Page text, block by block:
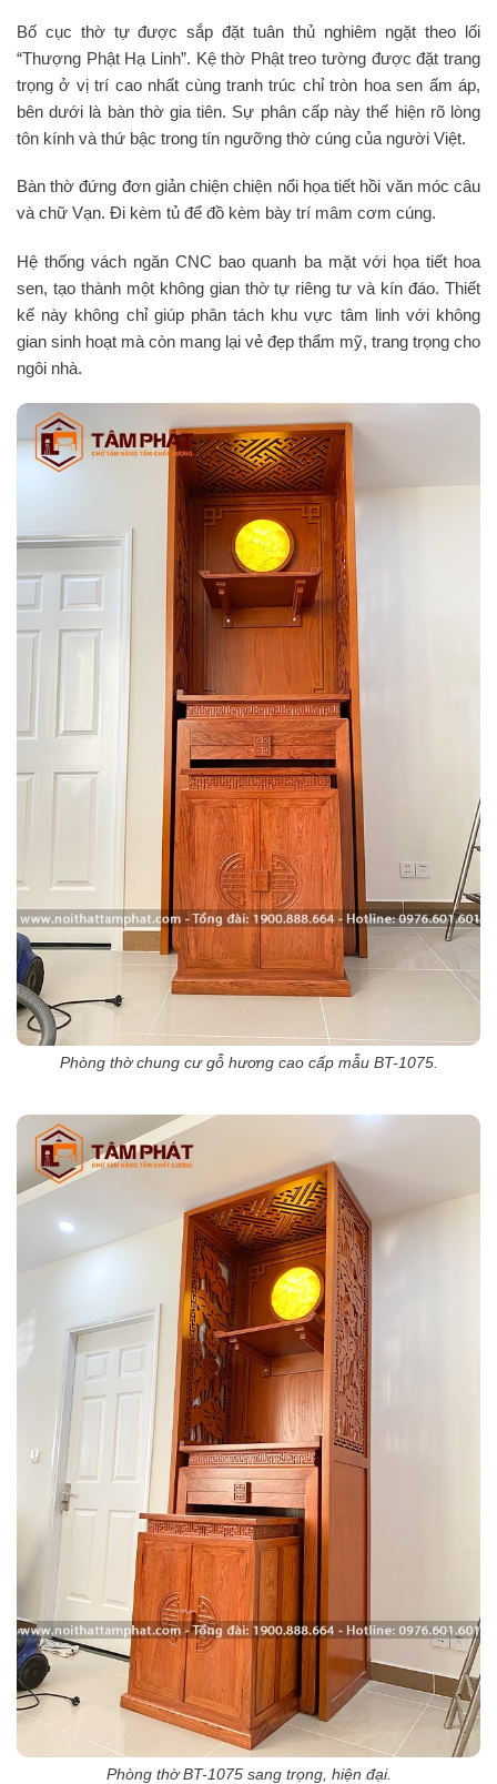
Bố cục thờ tự được sắp đặt tuân thủ nghiêm ngặt theo lối
“Thượng Phật Hạ Linh”. Kệ thờ Phật treo tường được đặt trang
trọng ở vị trí cao nhất cùng tranh trúc chỉ tròn hoa sen ấm áp,
bên dưới là bàn thờ gia tiên. Sự phân cấp này thể hiện rõ lòng
tôn kính và thứ bậc trong tín ngưỡng thờ cúng của người Việt.
Bàn thờ đứng đơn giản chiện chiện nổi họa tiết hồi văn móc câu
và chữ Vạn. Đi kèm tủ để đồ kèm bày trí mâm cơm cúng.
Hệ thống vách ngăn CNC bao quanh ba mặt với họa tiết hoa
sen, tạo thành một không gian thờ tự riêng tư và kín đáo. Thiết
kế này không chỉ giúp phân tách khu vực tâm linh với không
gian sinh hoạt mà còn mang lại vẻ đẹp thẩm mỹ, trang trọng cho
ngôi nhà.
Phòng thờ chung cư gỗ hương cao cấp mẫu BT-1075.
Phòng thờ BT-1075 sang trọng, hiện đại.